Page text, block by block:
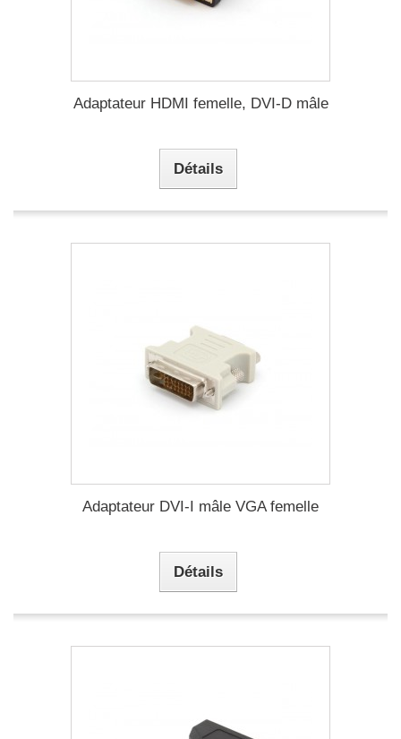
Adaptateur HDMI femelle, DVI-D mâle
Détails
Adaptateur DVI-I mâle VGA femelle
Détails